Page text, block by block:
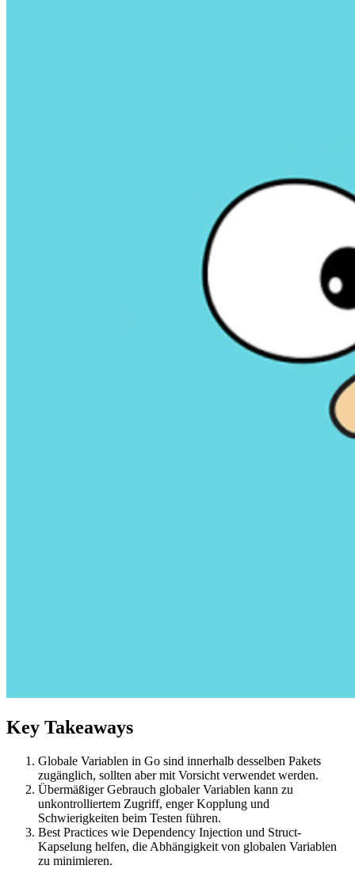
Key Takeaways
Globale Variablen in Go sind innerhalb desselben Pakets
zugänglich, sollten aber mit Vorsicht verwendet werden.
Übermäßiger Gebrauch globaler Variablen kann zu
unkontrolliertem Zugriff, enger Kopplung und
Schwierigkeiten beim Testen führen.
Best Practices wie Dependency Injection und Struct-
Kapselung helfen, die Abhängigkeit von globalen Variablen
zu minimieren.